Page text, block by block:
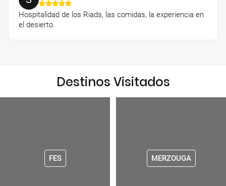
Hospitalidad de los Riads, las comidas, la experiencia en
el desierto.
Destinos Visitados
FES MERZOUGA